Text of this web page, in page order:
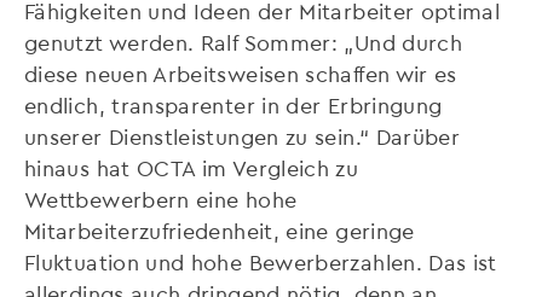
Fähigkeiten und Ideen der Mitarbeiter optimal
genutzt werden. Ralf Sommer: „Und durch
diese neuen Arbeitsweisen schaffen wir es
endlich, transparenter in der Erbringung
unserer Dienstleistungen zu sein.“ Darüber
hinaus hat OCTA im Vergleich zu
Wettbewerbern eine hohe
Mitarbeiterzufriedenheit, eine geringe
Fluktuation und hohe Bewerberzahlen. Das ist